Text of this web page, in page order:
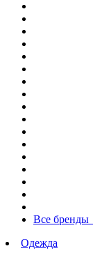
Все бренды
Одежда